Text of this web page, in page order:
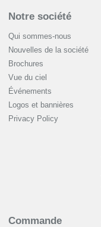
Notre société
Qui sommes-nous
Nouvelles de la société
Brochures
Vue du ciel
Événements
Logos et bannières
Privacy Policy
Commande